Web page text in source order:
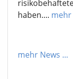
haben.... mehr
mehr News ...